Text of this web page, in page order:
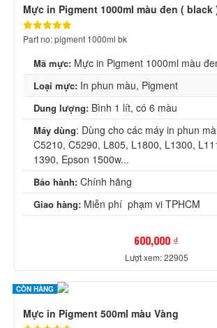
Mực in Pigment 1000ml màu đen ( black
Part no: pigment 1000ml bk
Mã mực: Mực in Pigment 1000ml màu
Loại mực: In phun màu, Pigment
Dung lượng: Bình 1 lít, có 6 màu
Máy dùng: Dùng cho các máy in phun
C5210, C5290, L805, L1800, L1300,
1390, Epson 1500w...
Bảo hành: Chính hãng
Giao hàng: Miễn phí phạm vi TPHCM
600,000 ₫
Lượt xem: 22905
CÒN HÀNG
Mực in Pigment 500ml màu Vàng